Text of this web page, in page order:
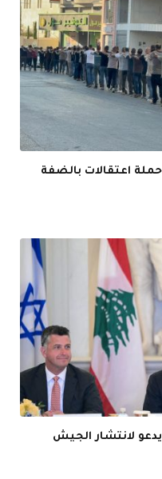
اعتقالات بالضفة
لانتشار الجيش